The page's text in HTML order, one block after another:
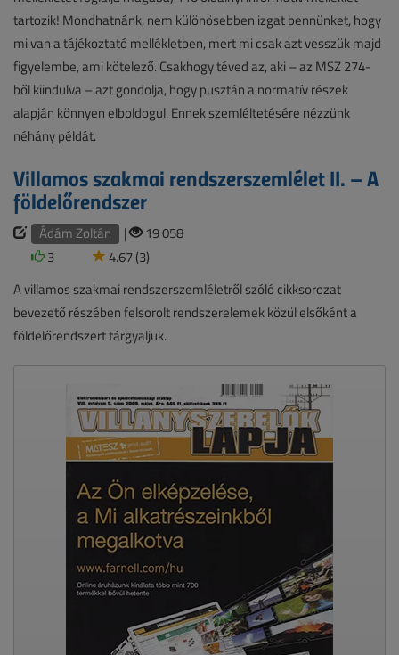
tartozik! Mondhatnánk, nem különösebben izgat bennünket, hogy
mi van a tájékoztató mellékletben, mert mi csak azt vesszük majd
figyelembe, ami kötelező. Csakhogy téved az, aki – az MSZ 274-
ből kiindulva – azt gondolja, hogy pusztán a normatív részek
alapján könnyen elboldogul. Ennek szemléltetésére nézzünk
néhány példát.
Villamos szakmai rendszerszemlélet II. – A
földelőrendszer
Ádám Zoltán |
19 058
3
4.67 (3)
A villamos szakmai rendszerszemléletről szóló cikksorozat
bevezető részében felsorolt rendszerelemek közül elsőként a
földelőrendszert tárgyaljuk.